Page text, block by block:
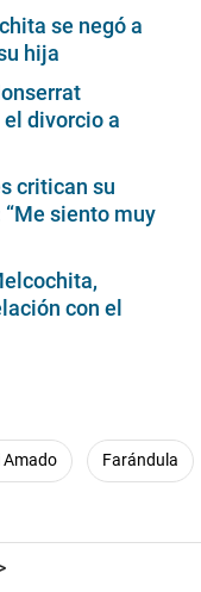
se negó a
hija
divorcio a
critican su
siento muy
con el
Amado Farándula